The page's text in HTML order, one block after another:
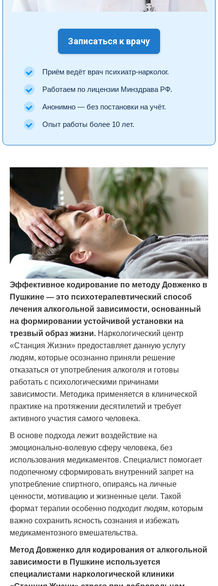
Записаться к врачу
Приём ведёт врач психиатр-нарколог.
Работаем по лицензии Минздрава РФ.
Анонимно — без постановки на учёт.
Опыт работы более 10 лет.
Эффективное кодирование по методу Довженко в
Пушкине — это психотерапевтический способ
лечения алкогольной зависимости, основанный
на формировании устойчивой установки на
трезвый образ жизни. Наркологический центр
«Станция Жизни» предоставляет данную услугу
людям, которые осознанно приняли решение
отказаться от употребления алкоголя и готовы
работать с психологическими причинами
зависимости. Методика применяется в клинической
практике на протяжении десятилетий и требует
активного участия самого человека.
В основе подхода лежит воздействие на
эмоционально-волевую сферу человека, без
использования медикаментов. Специалист помогает
подопечному сформировать внутренний запрет на
употребление спиртного, опираясь на личные
ценности, мотивацию и жизненные цели. Такой
формат терапии особенно подходит людям, которым
важно сохранить ясность сознания и избежать
медикаментозного вмешательства.
Метод Довженко для кодирования от алкогольной
зависимости в Пушкине используется
специалистами наркологической клиники